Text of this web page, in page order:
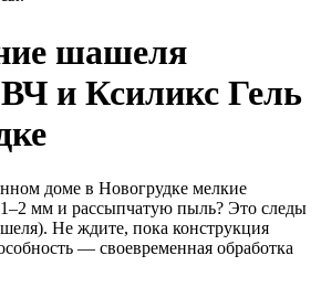
шашеля
и Ксиликс Гель
доме в Новогрудке мелкие
мм и рассыпчатую пыль? Это следы
Не ждите, пока конструкция
— своевременная обработка